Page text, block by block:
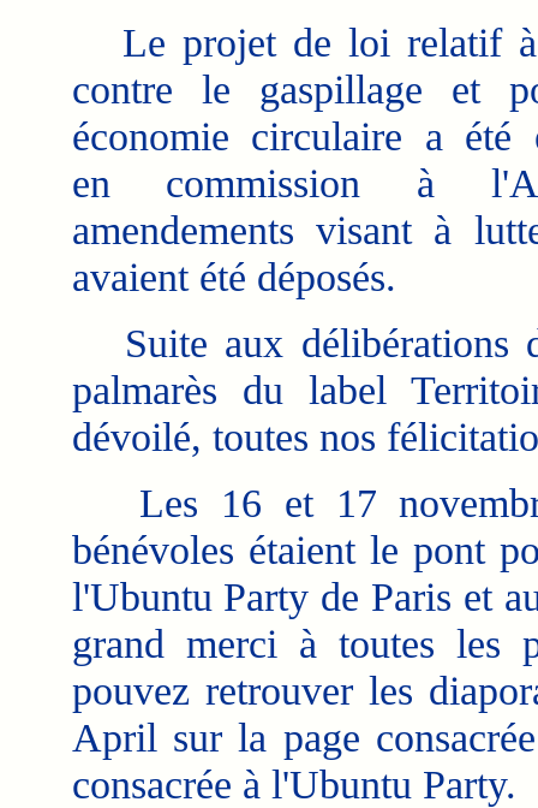
Le projet de loi relatif
contre le gaspillage et
économie circulaire a été
en commission à
amendements visant à
avaient été déposés.
Suite aux délibérations
palmarès du label
dévoilé, toutes nos
Les 16 et 17
bénévoles étaient le pont
l'Ubuntu Party de Paris et
grand merci à toutes les
pouvez retrouver les
April sur la page
consacrée à l'Ubuntu Party.